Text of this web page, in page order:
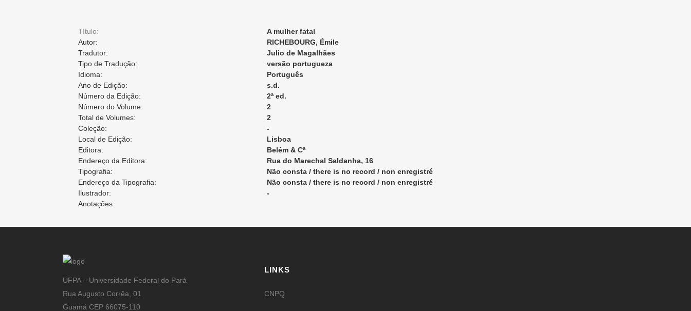
Título:
A mulher fatal
Autor:
RICHEBOURG, Émile
Tradutor:
Julio de Magalhães
Tipo de Tradução:
versão portugueza
Idioma:
Português
Ano de Edição:
s.d.
Número da Edição:
2ª ed.
Número do Volume:
2
Total de Volumes:
2
Coleção:
-
Local de Edição:
Lisboa
Editora:
Belém & Cª
Endereço da Editora:
Rua do Marechal Saldanha, 16
Tipografia:
Não consta / there is no record / non enregistré
Endereço da Tipografia:
Não consta / there is no record / non enregistré
Ilustrador:
-
Anotações:
UFPA – Universidade Federal do Pará
Rua Augusto Corrêa, 01
Guamá CEP 66075-110
LINKS
CNPQ